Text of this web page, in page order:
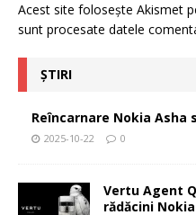
Acest site folosește Akismet
sunt procesate datele
ȘTIRI
Reîncarnare Nokia Asha
2025-10-22 0
Vertu Agent
rădăcini Nokia